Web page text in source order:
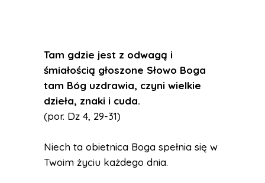
Tam gdzie jest z odwagą i
śmiałością głoszone Słowo Boga
tam Bóg uzdrawia, czyni wielkie
dzieła, znaki i cuda.
(por. Dz 4, 29-31)
Niech ta obietnica Boga spełnia się w
Twoim życiu każdego dnia.